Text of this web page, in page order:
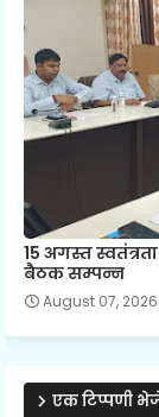
15 अगस्त
बैठक सम्पन्न
August 07, 2026
एक टिप्पणी